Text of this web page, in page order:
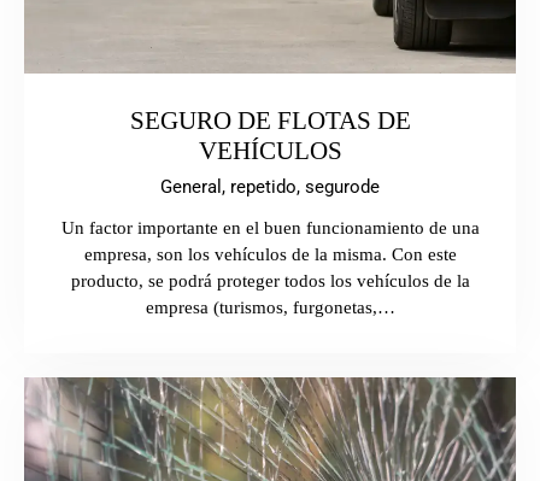
SEGURO DE FLOTAS DE
VEHÍCULOS
General, repetido, segurode
Un factor importante en el buen funcionamiento de una
empresa, son los vehículos de la misma. Con este
producto, se podrá proteger todos los vehículos de la
empresa (turismos, furgonetas,…